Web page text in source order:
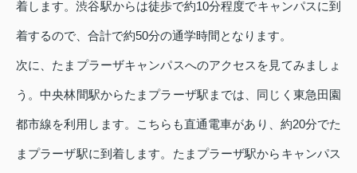
着します。渋谷駅からは徒歩で約10分程度でキャンパスに到
着するので、合計で約50分の通学時間となります。
次に、たまプラーザキャンパスへのアクセスを見てみましょ
う。中央林間駅からたまプラーザ駅までは、同じく東急田園
都市線を利用します。こちらも直通電車があり、約20分でた
まプラーザ駅に到着します。たまプラーザ駅からキャンパス